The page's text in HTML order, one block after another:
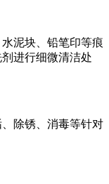
泥块、铅笔印等痕
进行细微清洁处
除锈、消毒等针对